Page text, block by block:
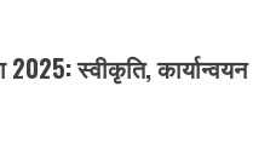
स्वीकृति, कार्यान्वयन